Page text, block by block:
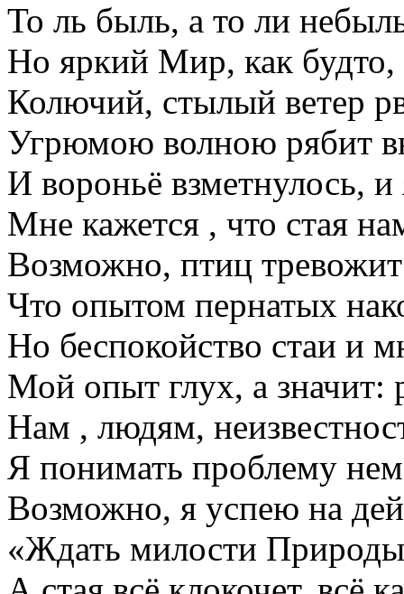
То ль быль, а то ли
Но яркий Мир, как будто,
Колючий, стылый ветер
Угрюмою волною рябит
И вороньё взметнулось, и
Мне кажется , что стая
Возможно, птиц
Что опытом пернатых
Но беспокойство стаи и
Мой опыт глух, а значит:
Нам , людям,
Я понимать проблему
Возможно, я успею на
«Ждать милости